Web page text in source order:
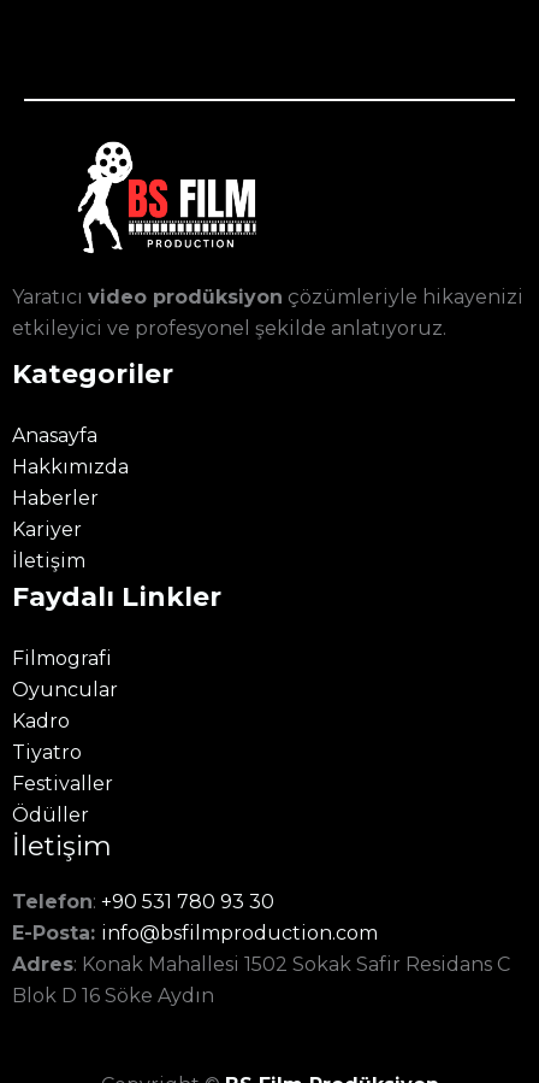
Yaratıcı video prodüksiyon çözümleriyle hikayenizi
etkileyici ve profesyonel şekilde anlatıyoruz.
Kategoriler
Anasayfa
Hakkımızda
Haberler
Kariyer
İletişim
Faydalı Linkler
Filmografi
Oyuncular
Kadro
Tiyatro
Festivaller
Ödüller
İletişim
Telefon: +90 531 780 93 30
E-Posta: info@bsfilmproduction.com
Adres: Konak Mahallesi 1502 Sokak Safir Residans C
Blok D 16 Söke Aydın